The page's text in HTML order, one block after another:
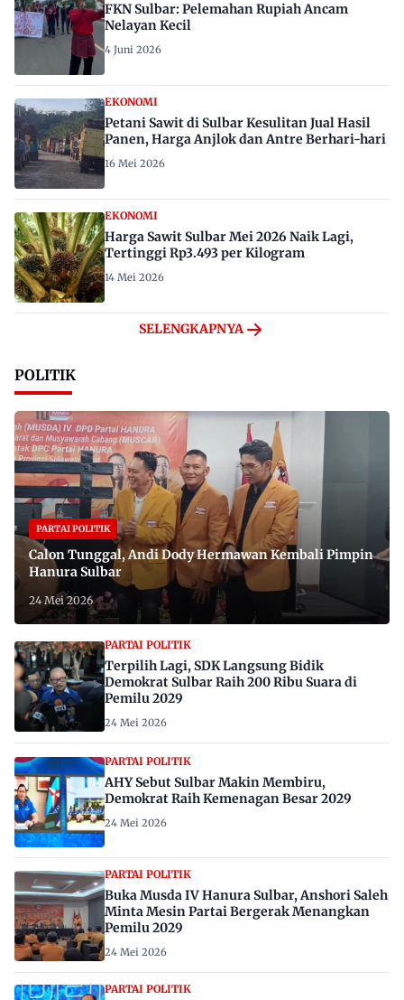
FKN Sulbar: Pelemahan Rupiah Ancam
Nelayan Kecil
4 Juni 2026
EKONOMI
Petani Sawit di Sulbar Kesulitan Jual Hasil
Panen, Harga Anjlok dan Antre Berhari-hari
16 Mei 2026
EKONOMI
Harga Sawit Sulbar Mei 2026 Naik Lagi,
Tertinggi Rp3.493 per Kilogram
14 Mei 2026
SELENGKAPNYA
POLITIK
PARTAI POLITIK
Calon Tunggal, Andi Dody Hermawan Kembali Pimpin
Hanura Sulbar
24 Mei 2026
PARTAI POLITIK
Terpilih Lagi, SDK Langsung Bidik
Demokrat Sulbar Raih 200 Ribu Suara di
Pemilu 2029
24 Mei 2026
PARTAI POLITIK
AHY Sebut Sulbar Makin Membiru,
Demokrat Raih Kemenagan Besar 2029
24 Mei 2026
PARTAI POLITIK
Buka Musda IV Hanura Sulbar, Anshori Saleh
Minta Mesin Partai Bergerak Menangkan
Pemilu 2029
24 Mei 2026
PARTAI POLITIK